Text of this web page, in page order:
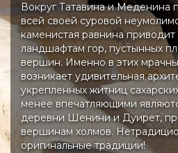
Вокруг Татавина и Меденина
всей своей суровой
каменистая равнина
ландшафтам гор, пустынных
вершин. Именно в этих
возникает удивительная
укрепленных житниц
менее впечатляющими
деревни Шенини и Дуирет,
вершинам холмов.
оригинальные традиции!